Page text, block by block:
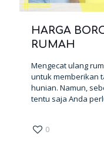
HARGA
RUMAH
Mengecat ulang
untuk memberikan
hunian. Namun,
tentu saja Anda
0